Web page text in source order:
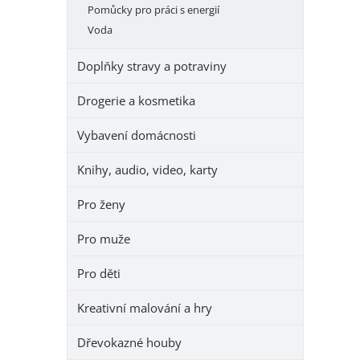
Pomůcky pro práci s energií
Voda
Doplňky stravy a potraviny
Drogerie a kosmetika
Vybavení domácnosti
Knihy, audio, video, karty
Pro ženy
Pro muže
Pro děti
Kreativní malování a hry
Dřevokazné houby